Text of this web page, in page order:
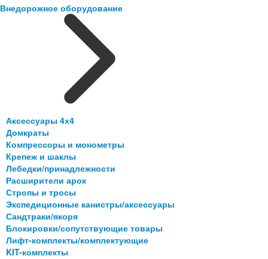
Внедорожное оборудование
Аксессуары 4х4
Домкраты
Компрессоры и монометры
Крепеж и шаклы
Лебедки/принадлежности
Расширители арок
Стропы и тросы
Экспедиционные канистры/аксессуары
Сандтраки/якоря
Блокировки/сопутствующие товары
Лифт-комплекты/комплектующие
KIT-комплекты